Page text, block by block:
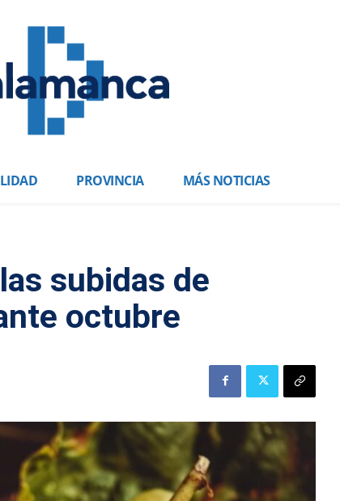
PROVINCIA MÁS NOTICIAS
subidas de
octubre